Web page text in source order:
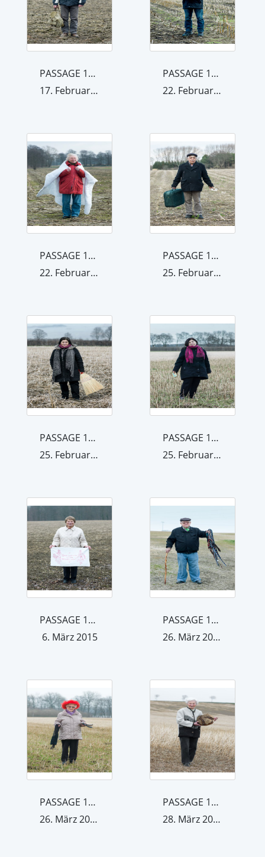
PASSAGE 1_17
17. Februar 2015
PASSAGE 1_35
22. Februar 2015
PASSAGE 1_33
22. Februar 2015
PASSAGE 1_14
25. Februar 2015
PASSAGE 1_23
25. Februar 2015
PASSAGE 1_18
25. Februar 2015
PASSAGE 1_51
6. März 2015
PASSAGE 1_48
26. März 2015
PASSAGE 1_46
26. März 2015
PASSAGE 1_23
28. März 2015